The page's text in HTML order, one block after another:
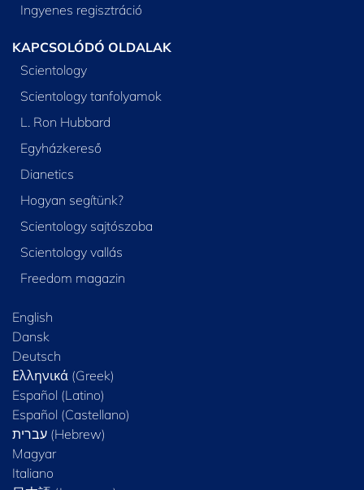
Ingyenes regisztráció
KAPCSOLÓDÓ OLDALAK
Scientology
Scientology tanfolyamok
L. Ron Hubbard
Egyházkereső
Dianetics
Hogyan segítünk?
Scientology sajtószoba
Scientology vallás
Freedom magazin
English
Dansk
Deutsch
Ελληνικά (Greek)
Español (Latino)
Español (Castellano)
Magyar
Italiano